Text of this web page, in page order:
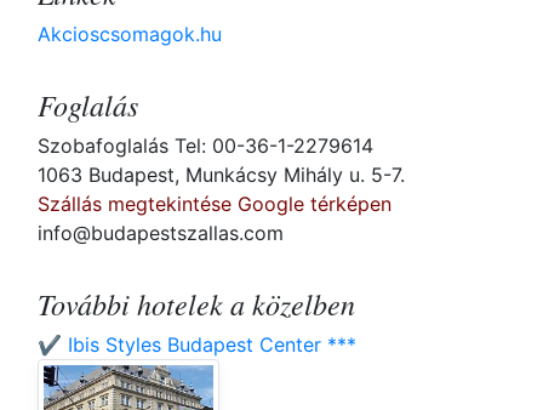
Akcioscsomagok.hu
Foglalás
Szobafoglalás Tel: 00-36-1-2279614
1063 Budapest, Munkácsy Mihály u. 5-7.
Szállás megtekintése Google térképen
info@budapestszallas.com
További hotelek a közelben
✔️ Ibis Styles Budapest Center ***